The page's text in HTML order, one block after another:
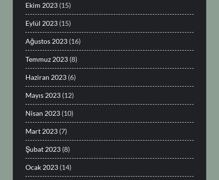
Ekim 2023 (15)
Eylül 2023 (15)
Ağustos 2023 (16)
Temmuz 2023 (8)
Haziran 2023 (6)
Mayıs 2023 (12)
Nisan 2023 (10)
Mart 2023 (7)
Şubat 2023 (8)
Ocak 2023 (14)